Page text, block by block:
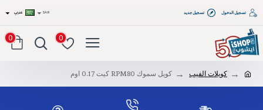
تسجيل الدخول تسجيل جديد SAR عربي
0
0
كويلات الفيب كويل سموك RPM80 كيت 0.17 اوم